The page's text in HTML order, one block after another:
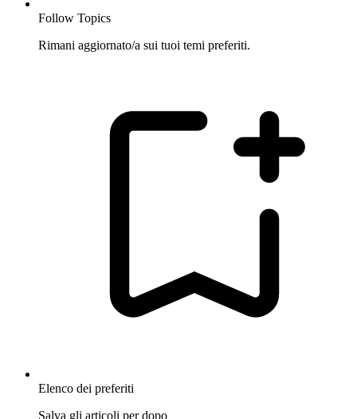
Follow Topics
Rimani aggiornato/a sui tuoi temi preferiti.
Elenco dei preferiti
Salva gli articoli per dopo